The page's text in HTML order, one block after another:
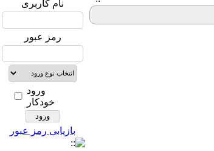
نام کاربری
رمز عبور
ورود
خودکار
بازیابی رمز عبور